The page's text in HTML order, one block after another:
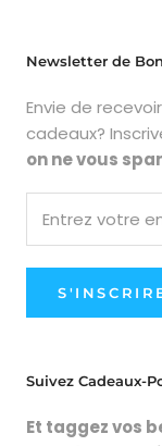
Newsletter de
Envie de
cadeaux?
on ne vous
Suivez Cadeaux-
Et taggez vos